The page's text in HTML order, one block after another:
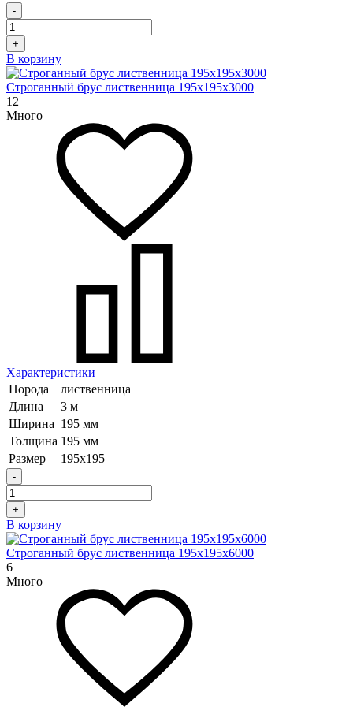
-
+
В корзину
Строганный брус лиственница 195х195х3000
12
Много
Характеристики
Порода
лиственница
Длина
3 м
Ширина 195 мм
Толщина 195 мм
Размер
195х195
-
+
В корзину
Строганный брус лиственница 195х195х6000
6
Много